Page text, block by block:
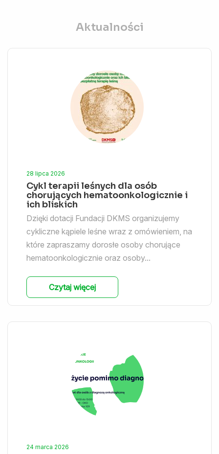
Aktualności
28 lipca 2026
Cykl terapii leśnych dla osób
chorujących hematoonkologicznie i
ich bliskich
Dzięki dotacji Fundacji DKMS organizujemy
cykliczne kąpiele leśne wraz z omówieniem, na
które zapraszamy dorosłe osoby chorujące
hematoonkologicznie oraz osoby...
Czytaj więcej
24 marca 2026